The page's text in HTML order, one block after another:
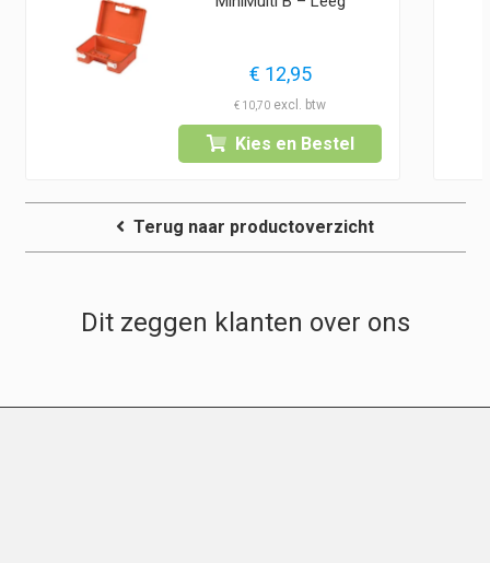
€ 12,95
€ 10,70
Kies en Bestel
Terug naar productoverzicht
Dit zeggen klanten over ons